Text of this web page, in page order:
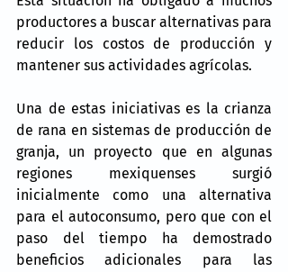
productores a buscar alternativas para
reducir los costos de producción y
mantener sus actividades agrícolas.
Una de estas iniciativas es la crianza
de rana en sistemas de producción de
granja, un proyecto que en algunas
regiones mexiquenses surgió
inicialmente como una alternativa
para el autoconsumo, pero que con el
paso del tiempo ha demostrado
beneficios adicionales para las